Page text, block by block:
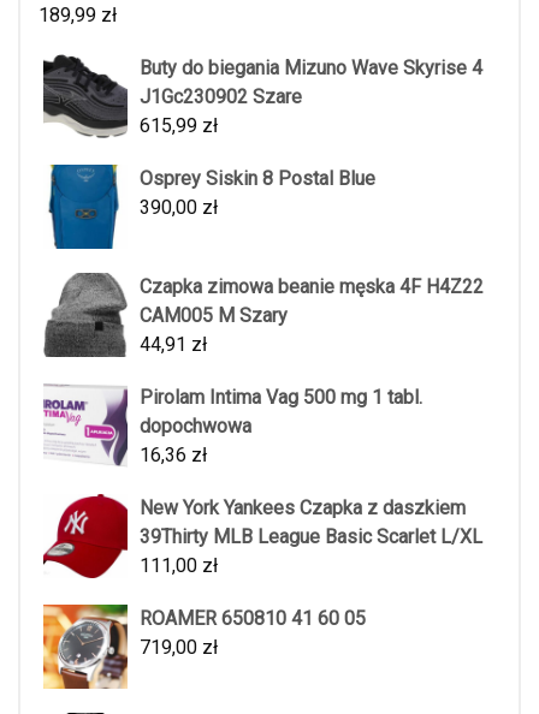
189,99 zł
Buty do biegania Mizuno Wave Skyrise 4
J1Gc230902 Szare
615,99 zł
Osprey Siskin 8 Postal Blue
390,00 zł
Czapka zimowa beanie męska 4F H4Z22
CAM005 M Szary
44,91 zł
Pirolam Intima Vag 500 mg 1 tabl.
dopochwowa
16,36 zł
New York Yankees Czapka z daszkiem
39Thirty MLB League Basic Scarlet L/XL
111,00 zł
ROAMER 650810 41 60 05
719,00 zł